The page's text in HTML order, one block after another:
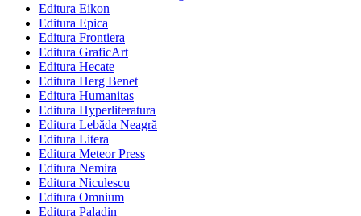
Editura Eikon
Editura Epica
Editura Frontiera
Editura GraficArt
Editura Hecate
Editura Herg Benet
Editura Humanitas
Editura Hyperliteratura
Editura Lebăda Neagră
Editura Litera
Editura Meteor Press
Editura Nemira
Editura Niculescu
Editura Omnium
Editura Paladin